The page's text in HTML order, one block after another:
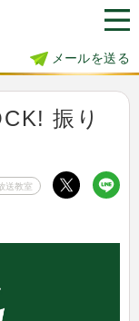
メールを送る
振り
送教室